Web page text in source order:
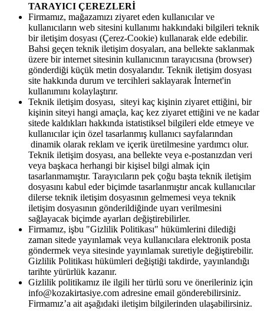
TARAYICI ÇEREZLERİ
Firmamız, mağazamızı ziyaret eden kullanıcılar ve
kullanıcıların web sitesini kullanımı hakkındaki bilgileri teknik
bir iletişim dosyası (Çerez-Cookie) kullanarak elde edebilir.
Bahsi geçen teknik iletişim dosyaları, ana bellekte saklanmak
üzere bir internet sitesinin kullanıcının tarayıcısına (browser)
gönderdiği küçük metin dosyalarıdır. Teknik iletişim dosyası
site hakkında durum ve tercihleri saklayarak İnternet'in
kullanımını kolaylaştırır.
Teknik iletişim dosyası, siteyi kaç kişinin ziyaret ettiğini, bir
kişinin siteyi hangi amaçla, kaç kez ziyaret ettiğini ve ne kadar
sitede kaldıkları hakkında istatistiksel bilgileri elde etmeye ve
kullanıcılar için özel tasarlanmış kullanıcı sayfalarından
dinamik olarak reklam ve içerik üretilmesine yardımcı olur.
Teknik iletişim dosyası, ana bellekte veya e-postanızdan veri
veya başkaca herhangi bir kişisel bilgi almak için
tasarlanmamıştır. Tarayıcıların pek çoğu başta teknik iletişim
dosyasını kabul eder biçimde tasarlanmıştır ancak kullanıcılar
dilerse teknik iletişim dosyasının gelmemesi veya teknik
iletişim dosyasının gönderildiğinde uyarı verilmesini
sağlayacak biçimde ayarları değiştirebilirler.
Firmamız, işbu "Gizlilik Politikası" hükümlerini dilediği
zaman sitede yayınlamak veya kullanıcılara elektronik posta
göndermek veya sitesinde yayınlamak suretiyle değiştirebilir.
Gizlilik Politikası hükümleri değiştiği takdirde, yayınlandığı
tarihte yürürlük kazanır.
Gizlilik politikamız ile ilgili her türlü soru ve önerileriniz için
info@kozakirtasiye.com adresine email gönderebilirsiniz.
Firmamız’a ait aşağıdaki iletişim bilgilerinden ulaşabilirsiniz.